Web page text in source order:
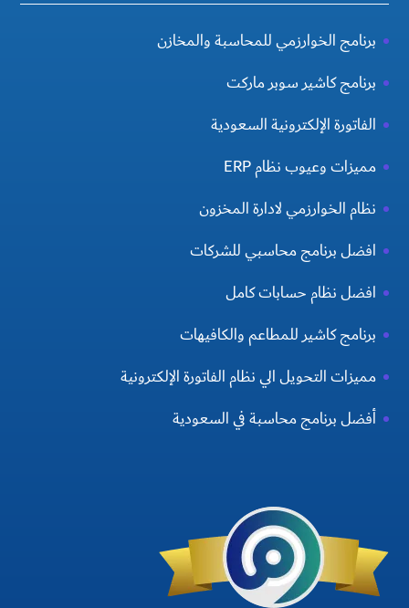
برنامج الخوارزمي للمحاسبة والمخازن
برنامج كاشير سوبر ماركت
الفاتورة الإلكترونية السعودية
مميزات وعيوب نظام ERP
نظام الخوارزمي لادارة المخزون
افضل برنامج محاسبي للشركات
افضل نظام حسابات كامل
برنامج كاشير للمطاعم والكافيهات
مميزات التحويل الي نظام الفاتورة الإلكترونية
أفضل برنامج محاسبة في السعودية